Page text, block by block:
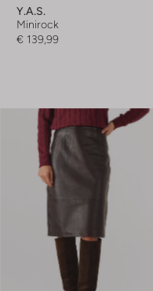
Y.a.s.
Minirock
€ 139,99